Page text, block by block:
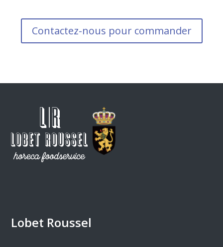
Contactez-nous pour commander
Lobet Roussel